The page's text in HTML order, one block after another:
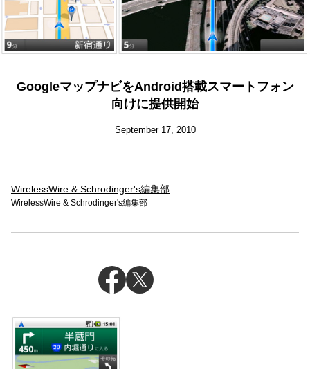
GoogleマップナビをAndroid搭載スマートフォン
向けに提供開始
September 17, 2010
WirelessWire & Schrodinger's編集部
WirelessWire & Schrodinger's編集部